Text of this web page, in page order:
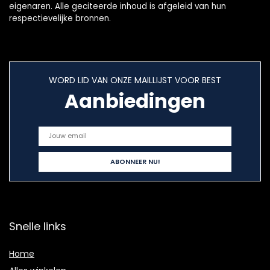
eigenaren. Alle geciteerde inhoud is afgeleid van hun
respectievelijke bronnen.
WORD LID VAN ONZE MAILLIJST VOOR BEST
Aanbiedingen
Snelle links
Home